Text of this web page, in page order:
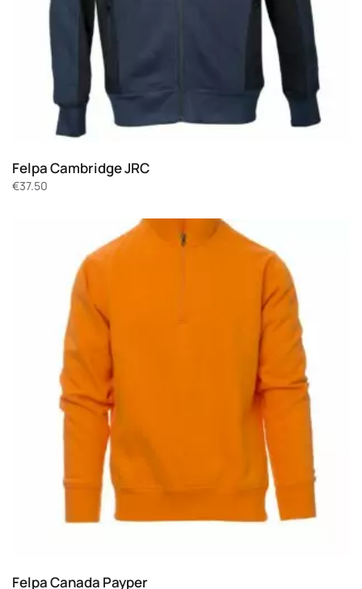
Felpa Cambridge JRC
€37.50
Felpa Canada Payper